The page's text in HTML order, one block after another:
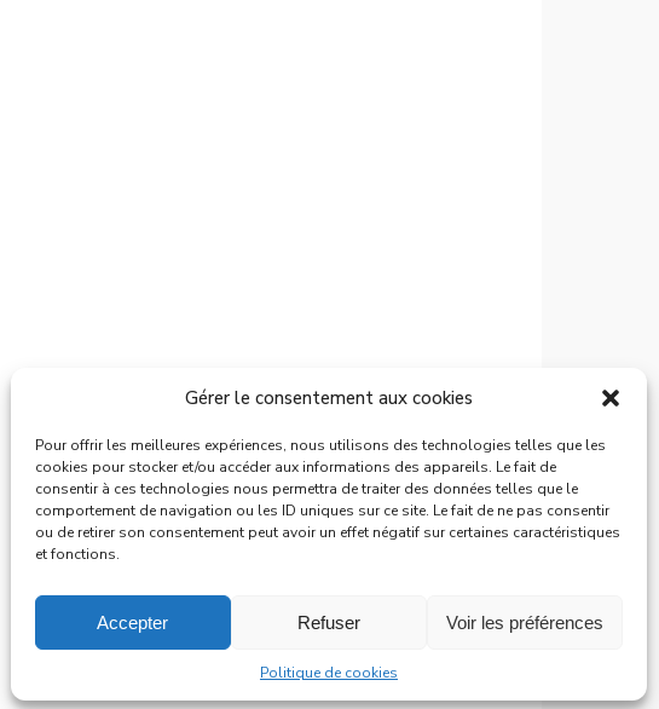
Gérer le consentement aux cookies
Pour offrir les meilleures expériences, nous utilisons des technologies telles que les
cookies pour stocker et/ou accéder aux informations des appareils. Le fait de
consentir à ces technologies nous permettra de traiter des données telles que le
comportement de navigation ou les ID uniques sur ce site. Le fait de ne pas consentir
ou de retirer son consentement peut avoir un effet négatif sur certaines caractéristiques
et fonctions.
Accepter Refuser Voir les préférences
Politique de cookies